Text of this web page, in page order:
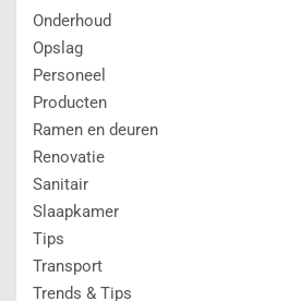
Onderhoud
Opslag
Personeel
Producten
Ramen en deuren
Renovatie
Sanitair
Slaapkamer
Tips
Transport
Trends & Tips